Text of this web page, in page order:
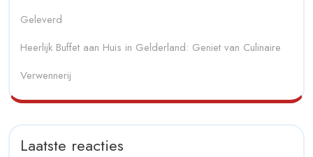
Geleverd
Heerlijk Buffet aan Huis in Gelderland: Geniet van Culinaire
Verwennerij
Laatste reacties